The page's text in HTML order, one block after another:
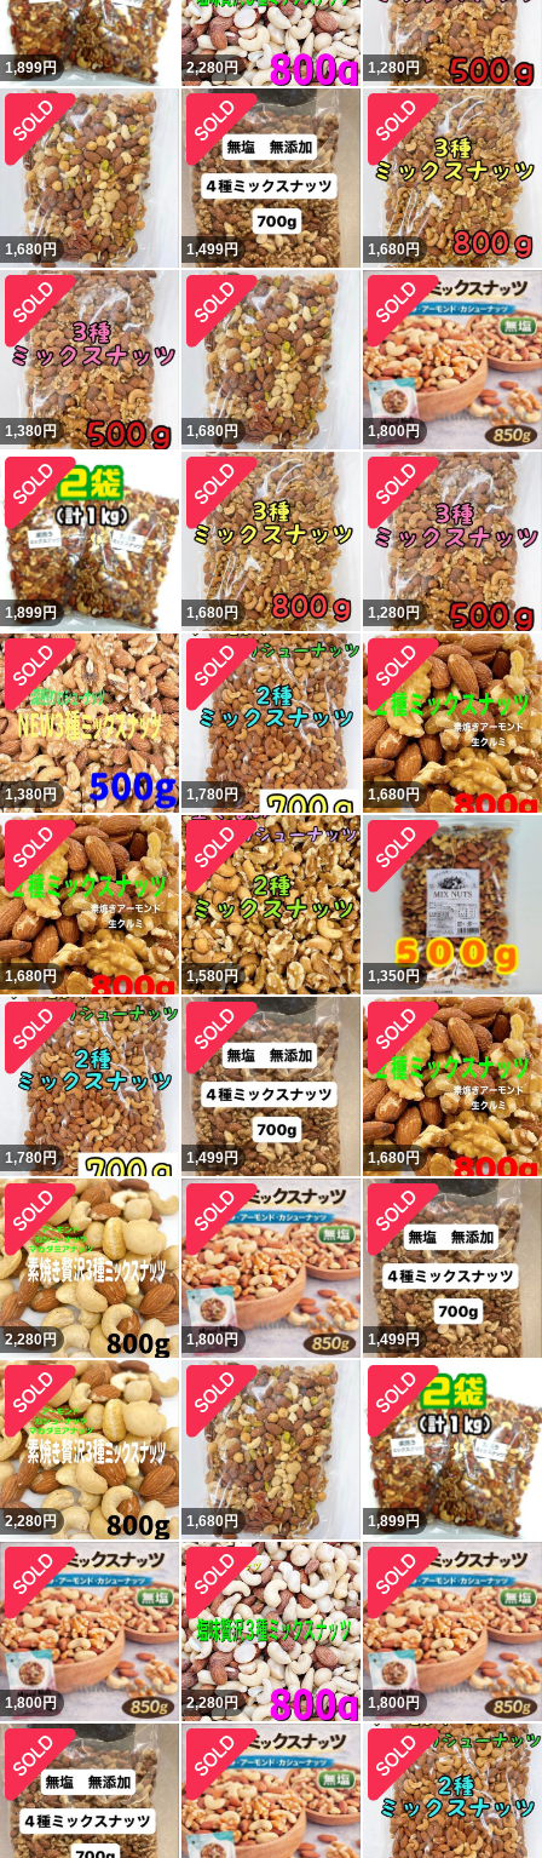
1,899円 2,280円 1,280円
1,680円 1,499円 1,680円
1,380円 1,680円 1,800円
1,899円 1,680円 1,280円
1,380円 1,780円 1,680円
1,680円 1,580円 1,350円
1,780円 1,499円 1,680円
2,280円 1,800円 1,499円
2,280円 1,680円 1,899円
1,800円 2,280円 1,800円